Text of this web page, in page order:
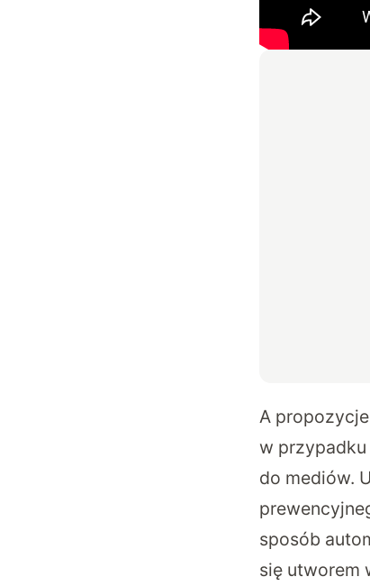
A
w przypadku
do mediów.
sposób
się utworem